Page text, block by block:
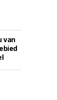
van